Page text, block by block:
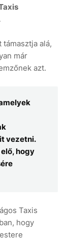
alá,
már
azt.
vezetni.
hogy
Taxis
hogy